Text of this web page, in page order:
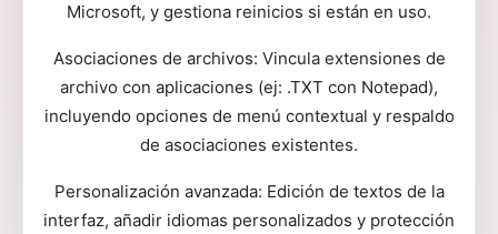
Microsoft, y gestiona reinicios si están en uso.
Asociaciones de archivos: Vincula extensiones de
archivo con aplicaciones (ej: .TXT con Notepad),
incluyendo opciones de menú contextual y respaldo
de asociaciones existentes.
Personalización avanzada: Edición de textos de la
interfaz, añadir idiomas personalizados y protección